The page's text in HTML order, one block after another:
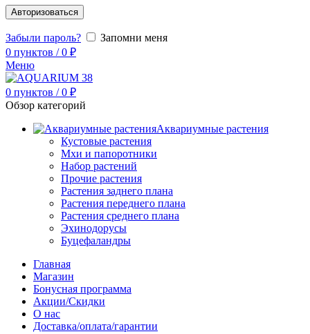
Авторизоваться
Забыли пароль?
Запомни меня
0 пунктов / 0 ₽
Меню
0 пунктов / 0 ₽
Обзор категорий
Аквариумные растения
Кустовые растения
Мхи и папоротники
Набор растений
Прочие растения
Растения заднего плана
Растения переднего плана
Растения среднего плана
Эхинодорусы
Буцефаландры
Главная
Магазин
Бонусная программа
Акции/Скидки
О нас
Доставка/оплата/гарантии